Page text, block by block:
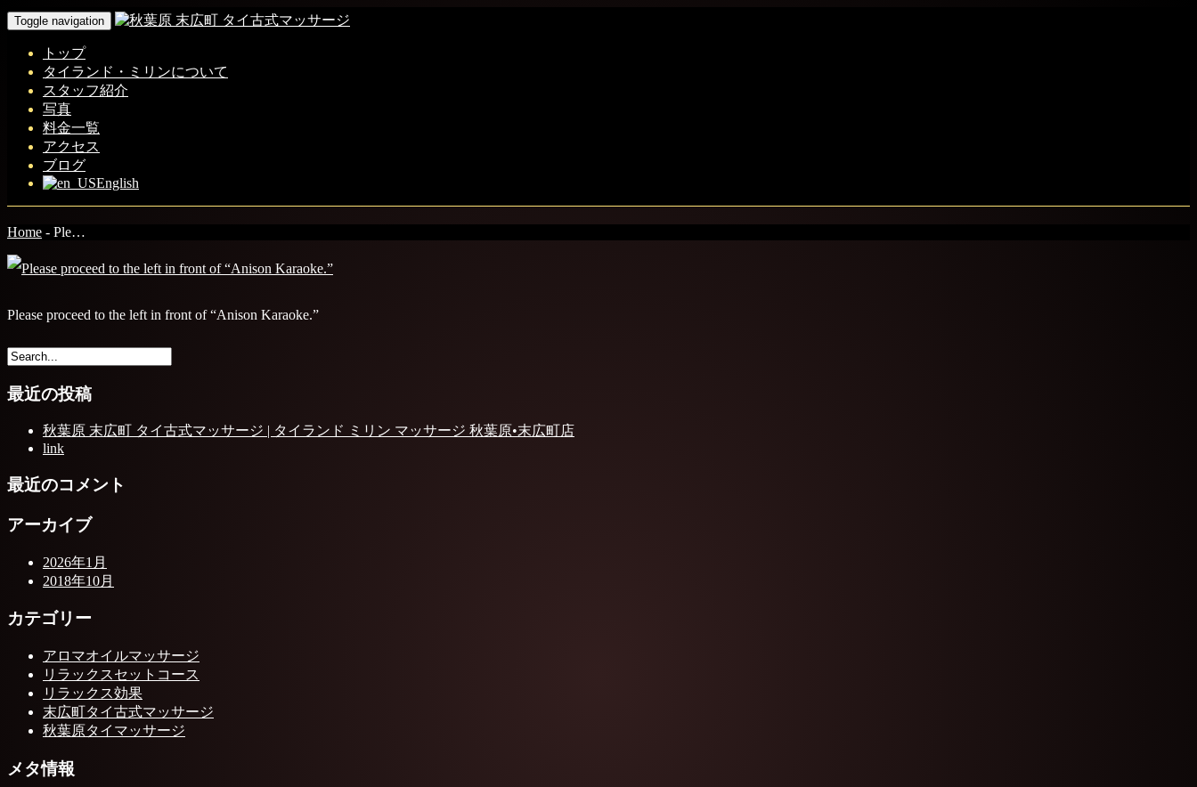
Toggle navigation
トップ
タイランド・ミリンについて
スタッフ紹介
写真
料金一覧
アクセス
ブログ
English
Home - Ple…
Please proceed to the left in front of “Anison Karaoke.”
最近の投稿
秋葉原 末広町 タイ古式マッサージ | タイランド ミリン マッサージ 秋葉原•末広町店
link
最近のコメント
アーカイブ
2026年1月
2018年10月
カテゴリー
アロマオイルマッサージ
リラックスセットコース
リラックス効果
末広町タイ古式マッサージ
秋葉原タイマッサージ
メタ情報